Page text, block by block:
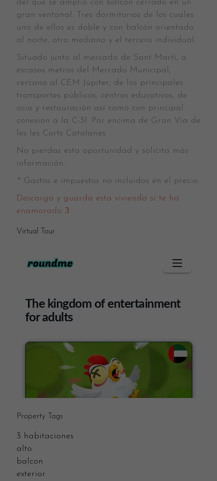
del que se amplió con balcón cerrado en un
gran ventanal. Tres dormitorios de los cuales
uno de ellos es doble y con balcón orientado
al norte, otro mediano y el tercero individual.
Situado junto al mercado de Sant Martí, a
escasos metros del Mercado Municipal,
cercano al CEM Júpiter, de los principales
transportes públicos, centros educativos, de
ocio y restauración así como con principal
conexión a la C-31. Por encima de Gran Via de
les les Corts Catalanes.
No pierdas esta oportunidad y solicita más
información.
* Gastos e impuestos no incluidos en el precio.
Descarga y guarda esta vivienda si te ha
enamorado
Virtual Tour
Property Tags
3 habitaciones
alto
balcon
exterior